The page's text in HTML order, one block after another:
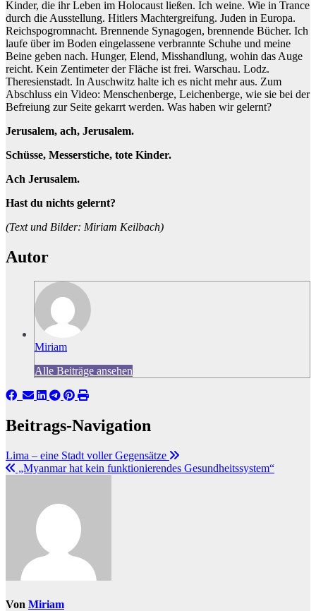
Kinder, die ihr Leben im Holocaust ließen. Ich weine. Wie in Trance
durch die Ausstellung. Hitlers Machtergreifung. Juden in Europa.
Reichspogromnacht. Brennende Synagogen, brennende Bücher. Ich
laufe über im Boden eingelassene verbrannte Schuhe und meine
Beine geben nach. Hunger, Elend, Misshandlung, wohin das Auge
reicht. Kein Zentimeter der Fläche ist frei. Warschau. Lodz.
Theresienstadt. In Auschwitz halte ich es nicht mehr aus. Zum
Abschluss ein Video: Menschenberge, Leichenberge, wie sie bei der
Befreiung zur Seite gekarrt werden. Was haben wir gelernt?
Jerusalem, ach, Jerusalem.
Schüsse, Messerstiche, tote Kinder.
Ach Jerusalem.
Hast du nichts gelernt?
(Text und Bilder: Miriam Keilbach)
Autor
Miriam
Alle Beiträge ansehen
Beitrags-Navigation
Lima – eine Stadt voller Gegensätze
„Myanmar hat kein funktionierendes Gesundheitssystem“
Von Miriam